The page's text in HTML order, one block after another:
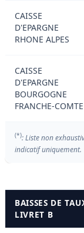
CAISSE
D'EPARGNE
RHONE ALPES
CAISSE
D'EPARGNE
BOURGOGNE
FRANCHE-COMTE
(*): Liste non
indicatif uniquement.
BAISSES DE
LIVRET B